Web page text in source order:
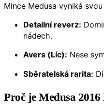
Mince Medusa vyniká
Detailní reverz:
nádech.
Avers (Líc): Nese
Sběratelská rarita:
Proč je Medusa